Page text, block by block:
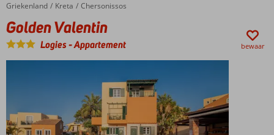
Home
Griekenland Kreta Chersonissos
Golden Valentin
Golden Valentin
Logies-Appartement bewaar